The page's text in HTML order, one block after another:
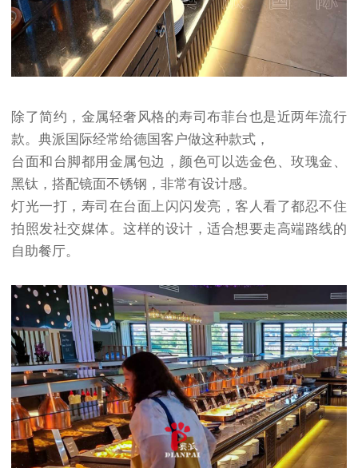
除了简约，金属轻奢风格的寿司布菲台也是近两年流行
款。典派国际经常给德国客户做这种款式，
台面和台脚都用金属包边，颜色可以选金色、玫瑰金、
黑钛，搭配镜面不锈钢，非常有设计感。
灯光一打，寿司在台面上闪闪发亮，客人看了都忍不住
拍照发社交媒体。这样的设计，适合想要走高端路线的
自助餐厅。